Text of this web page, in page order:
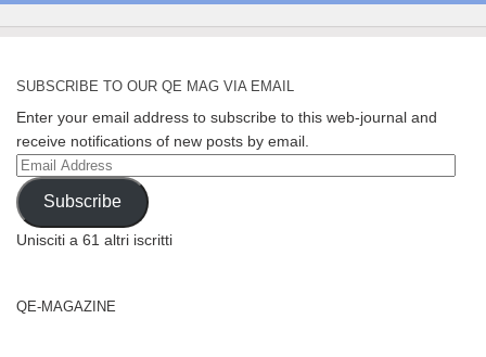
SUBSCRIBE TO OUR QE MAG VIA EMAIL
Enter your email address to subscribe to this web-journal and
receive notifications of new posts by email.
Email
Address
Subscribe
Unisciti a 61 altri iscritti
QE-MAGAZINE